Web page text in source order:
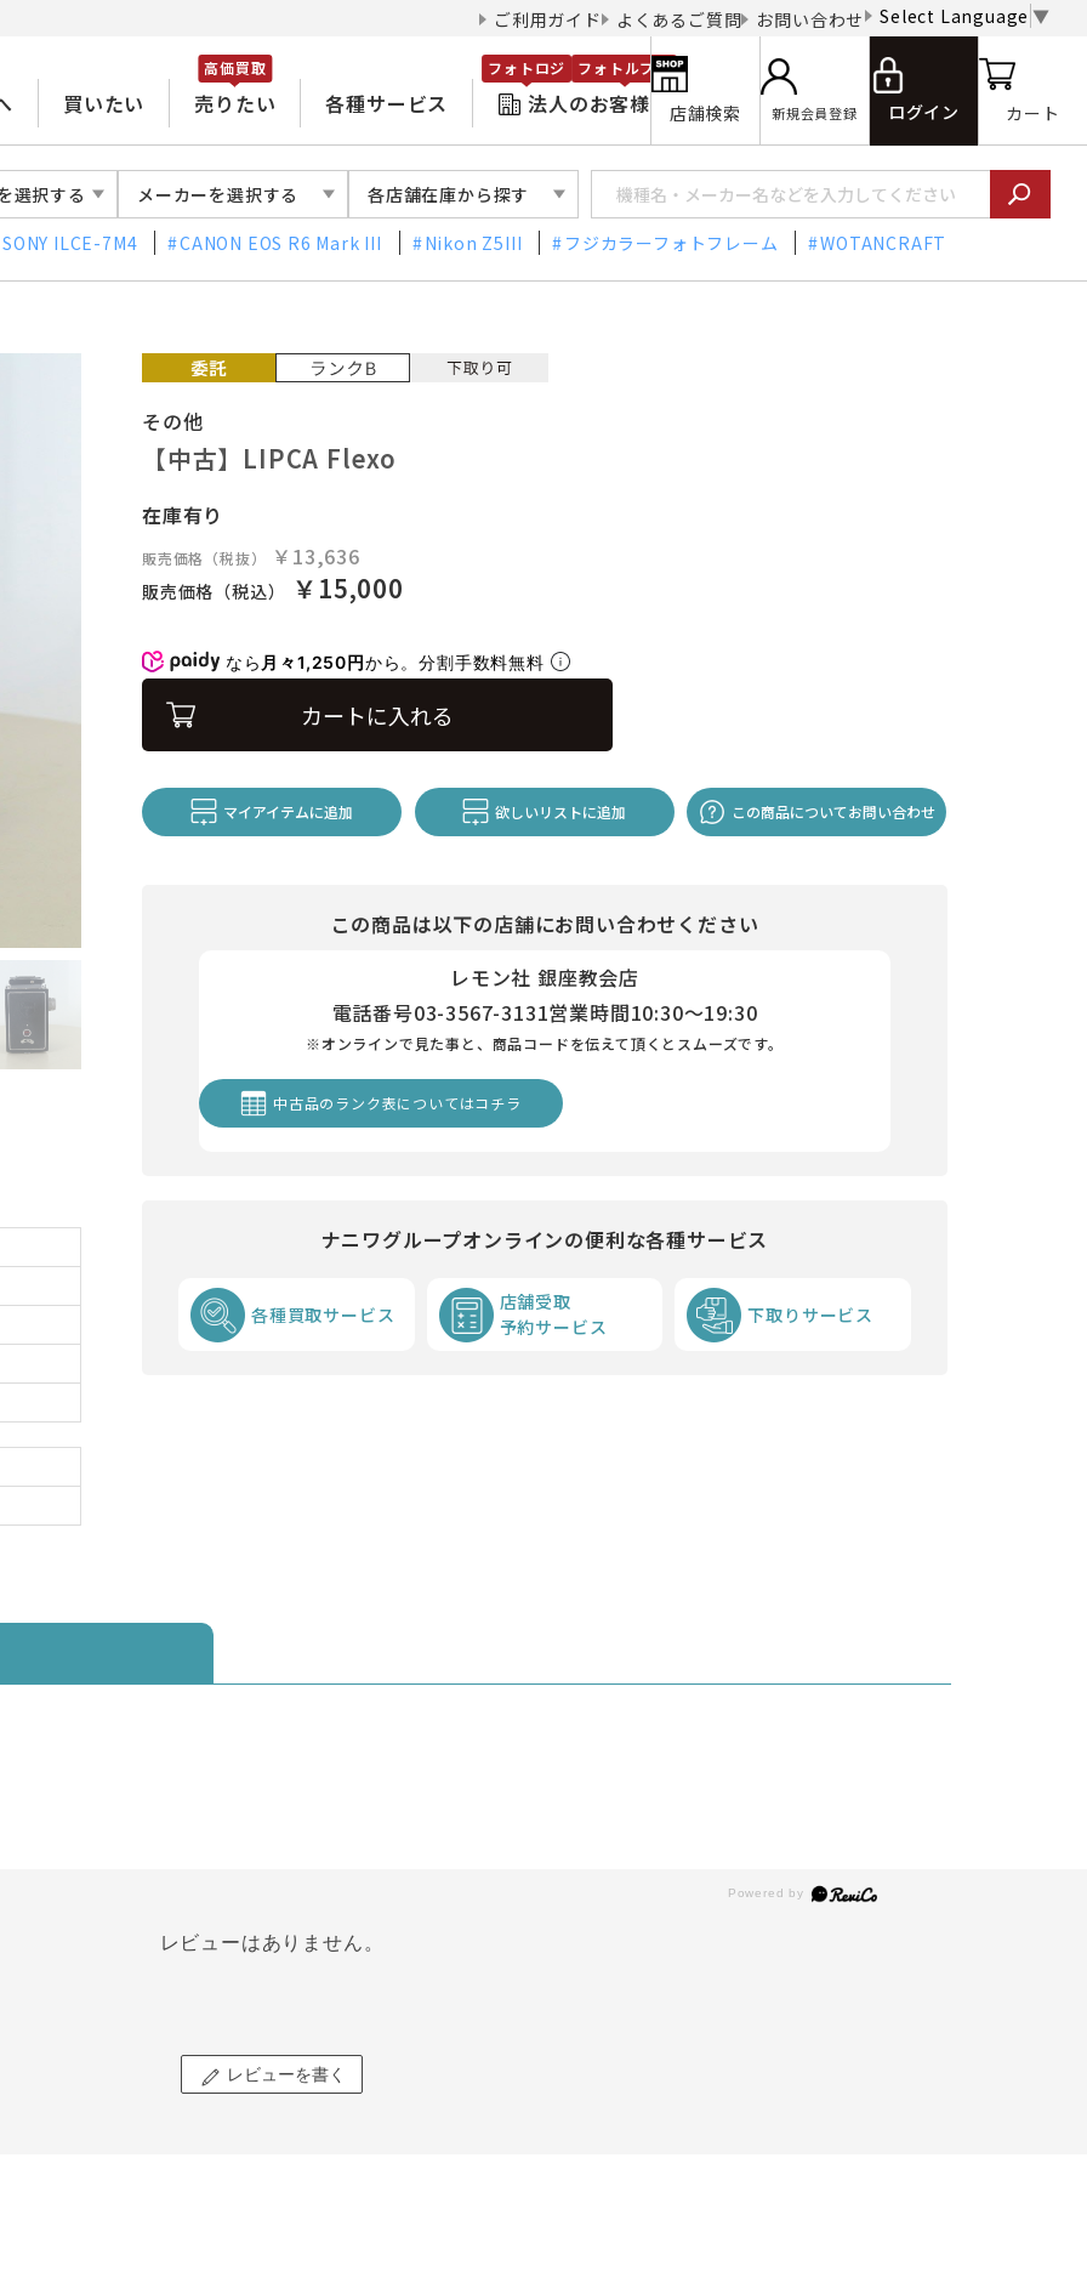
ご利用ガイド よくあるご質問 お問い合わせ Select Language ▼
買いたい 売りたい
高価買取
各種サービス 法人のお客様
フォトロジ フォトルプロ
店舗検索 新規会員登録 ログイン カート
選択する メーカーを選択する 各店舗在庫から探す
SONY ILCE-7M4 CANON EOS R6 Mark III Nikon Z5III フジカラーフォトフレーム WOTANCRAFT
その他
【中古】LIPCA Flexo
在庫有り
販売価格（税抜） ￥13,636
販売価格（税込） ￥15,000
なら 月々1,250円から。分割手数料無料
カートに入れる
マイアイテムに追加 欲しいリストに追加 この商品についてお問い合わせ
この商品は以下の店舗にお問い合わせください
レモン社 銀座教会店
電話番号03-3567-3131営業時間10:30～19:30
※オンラインで見た事と、商品コードを伝えて頂くとスムーズです。
中古品のランク表についてはコチラ
ナニワグループオンラインの便利な各種サービス
各種買取サービス
店舗受取
予約サービス
下取りサービス
レビューはありません。
レビューを書く